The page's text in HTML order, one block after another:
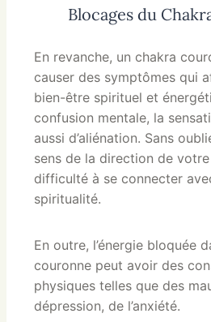
Blocages du
En revanche, un chakra
causer des symptômes qui
bien-être spirituel et
confusion mentale, la
aussi d’aliénation. Sans
sens de la direction de
difficulté à se connecter
spiritualité.
En outre, l’énergie bloquée
couronne peut avoir des
physiques telles que des
dépression, de l’anxiété.